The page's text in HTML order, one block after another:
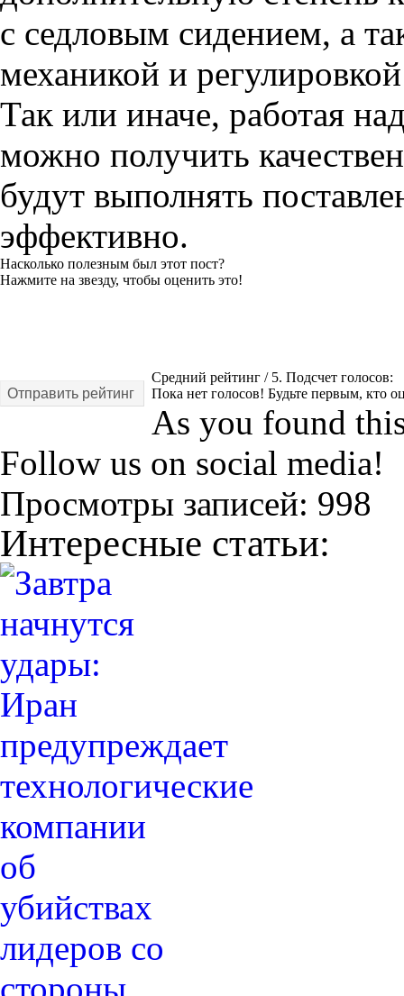
с седловым сидением, а
механикой и
Так или иначе, работая
можно получить
будут выполнять
эффективно.
Насколько полезным был этот пост?
Нажмите на звезду, чтобы оценить это!
Отправить рейтинг
Средний рейтинг / 5. Подсчет голосов:
Пока нет голосов! Будьте первым, кто
As you found
Follow us on social media!
Просмотры записей: 998
Интересные статьи: